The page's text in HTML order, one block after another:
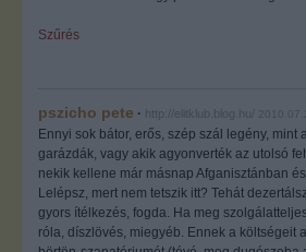
Szűrés
pszicho pete · http://elitklub.blog.hu/
Ennyi sok bátor, erős, szép szál legény,
garázdák, vagy akik agyonverték az utolsó
nekik kellene már másnap Afganisztánban
Lelépsz, mert nem tetszik itt? Tehát
gyors ítélkezés, fogda. Ha meg
róla, díszlövés, miegyéb. Ennek a költségeit